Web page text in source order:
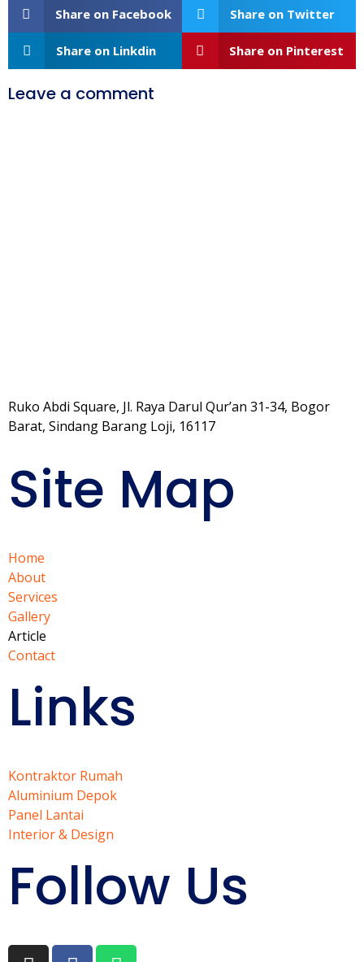
Share on Facebook Share on Twitter
Share on Linkdin Share on Pinterest
Leave a comment
Ruko Abdi Square, Jl. Raya Darul Qur’an 31-34, Bogor
Barat, Sindang Barang Loji, 16117
Site Map
Home
About
Services
Gallery
Article
Contact
Links
Kontraktor Rumah
Aluminium Depok
Panel Lantai
Interior & Design
Follow Us